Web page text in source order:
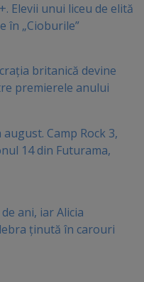
Elevii unui liceu de elită
în „Cioburile”
britanică devine
premierele anului
Camp Rock 3,
14 din Futurama,
ani, iar Alicia
ținută în carouri